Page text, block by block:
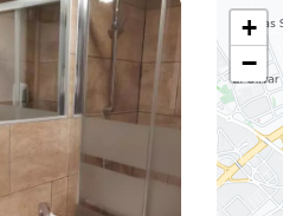
查看 25 張相片
+
−